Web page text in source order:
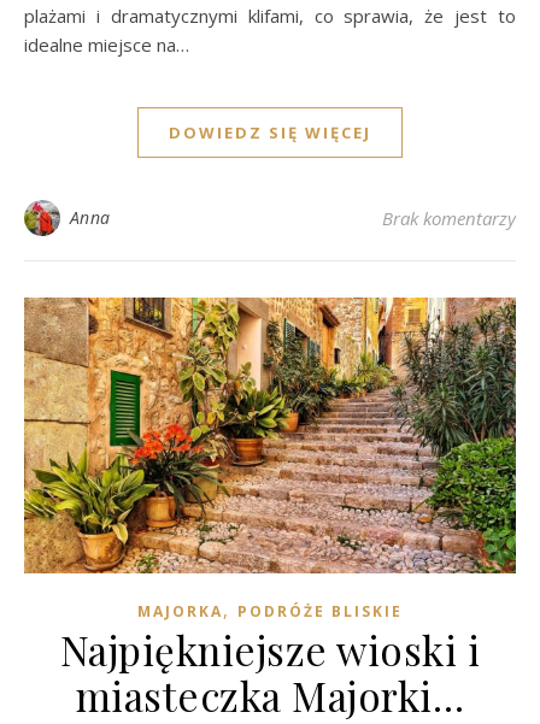
plażami i dramatycznymi klifami, co sprawia, że jest to
idealne miejsce na…
DOWIEDZ SIĘ WIĘCEJ
Anna Brak komentarzy
MAJORKA, PODRÓŻE BLISKIE
Najpiękniejsze wioski i
miasteczka Majorki…